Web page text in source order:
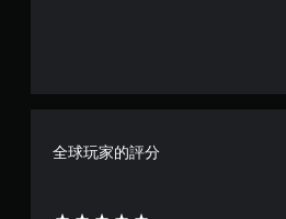
全球玩家的評分